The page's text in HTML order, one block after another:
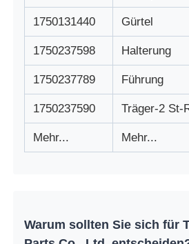
1750131440 Gürtel
1750237598 Halterung
1750237789 Führung
1750237590 Träger-2 St-
Mehr... Mehr...
Warum sollten Sie sich für